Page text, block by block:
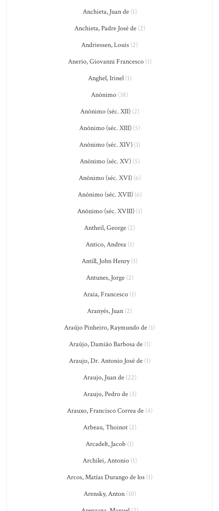
Anchieta, Juan de(1)
Anchieta, Padre José de(2)
Andriessen, Louis (2)
Anerio, Giovanni Francesco(1)
Anghel, Irinel(1)
Anônimo (38)
Anônimo (séc. XII)(2)
Anônimo (séc. XIII)(5)
Anônimo (séc. XIV)(1)
Anônimo (séc. XV)(5)
Anônimo (séc. XVI)(6)
Anônimo (séc. XVII)(6)
Anônimo (séc. XVIII)(1)
Antheil, George (2)
Antico, Andrea(1)
Antill, John Henry(1)
Antunes, Jorge(2)
Araia, Francesco (1)
Aranyés, Juan (2)
Araújo Pinheiro, Raymundo de (1)
Araújo, Damião Barbosa de(1)
Araujo, Dr. Antonio José de(1)
Araujo, Juan de(22)
Araujo, Pedro de(3)
Arauxo, Francisco Correa de(4)
Arbeau, Thoinot(2)
Arcadelt, Jacob (1)
Archilei, Antonio(1)
Arcos, Matías Durango de los (1)
Arensky, Anton(10)